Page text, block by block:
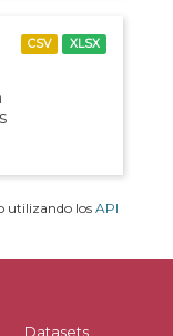
CSV XLSX
utilizando los API
Datasets